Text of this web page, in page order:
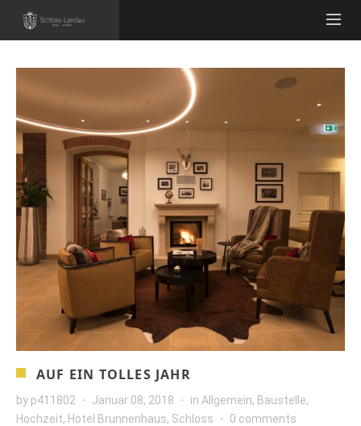
AUF EIN TOLLES JAHR
by p411802 Januar 08, 2018 in Allgemein, Baustelle,
Hochzeit, Hotel Brunnenhaus, Schloss 0 comments